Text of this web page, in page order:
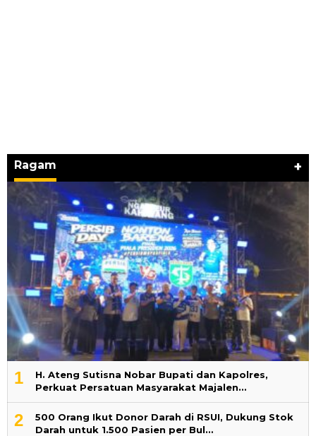
Ragam +
1
H. Ateng Sutisna Nobar Bupati dan Kapolres,
Perkuat Persatuan Masyarakat Majalen…
2
500 Orang Ikut Donor Darah di RSUI, Dukung Stok
Darah untuk 1.500 Pasien per Bul…